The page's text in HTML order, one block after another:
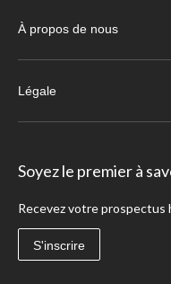
À propos de nous
Légale
Soyez le premier à
Recevez votre prospectus
S'inscrire